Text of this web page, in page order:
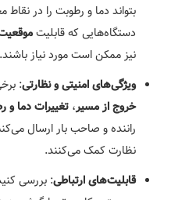
بتواند دما و رطوبت را در
دستگاه‌هایی که قابلیت
نیز ممکن است مورد نیاز باشند.
ویژگی‌های امنیتی و نظارتی:
خروج از مسیر، تغییرات دما و
راننده و صاحب بار ارسال
نظارت کمک می‌کنند.
قابلیت‌های ارتباطی: بررسی